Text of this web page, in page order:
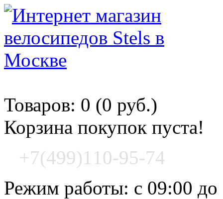
Товаров: 0 (0 руб.)
Корзина покупок пуста!
+7(499)110-95-74
Режим работы: с 09:00 до